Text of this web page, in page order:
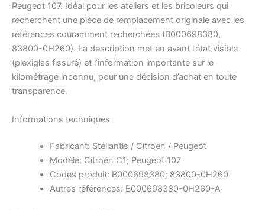
Peugeot 107. Idéal pour les ateliers et les bricoleurs qui
recherchent une pièce de remplacement originale avec les
références couramment recherchées (B000698380,
83800-0H260). La description met en avant l’état visible
(plexiglas fissuré) et l’information importante sur le
kilométrage inconnu, pour une décision d’achat en toute
transparence.
Informations techniques
Fabricant: Stellantis / Citroën / Peugeot
Modèle: Citroën C1; Peugeot 107
Codes produit: B000698380; 83800-0H260
Autres références: B000698380-0H260-A